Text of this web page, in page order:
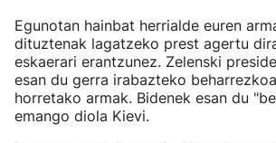
Egunotan hainbat herrialde euren
dituztenak lagatzeko prest agertu
eskaerari erantzunez. Zelenski
esan du gerra irabazteko
horretako armak. Bidenek esan du
emango diola Kievi.